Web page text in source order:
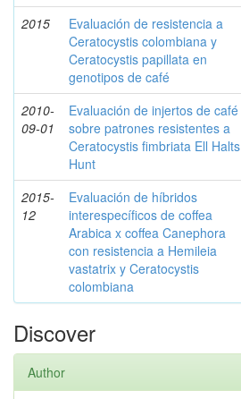
2015
Evaluación de resistencia a
Ceratocystis colombiana y
Ceratocystis papillata en
genotipos de café
2010-
09-01
Evaluación de injertos de café
sobre patrones resistentes a
Ceratocystis fimbriata Ell Halts
Hunt
2015-
12
Evaluación de híbridos
interespecíficos de coffea
Arabica x coffea Canephora
con resistencia a Hemileia
vastatrix y Ceratocystis
colombiana
Discover
Author